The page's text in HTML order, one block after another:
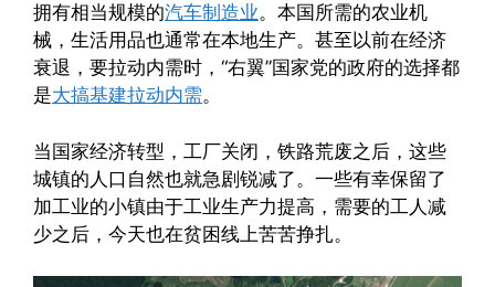
拥有相当规模的汽车制造业。本国所需的农业机
械，生活用品也通常在本地生产。甚至以前在经济
衰退，要拉动内需时，“右翼”国家党的政府的选择都
是大搞基建拉动内需。
当国家经济转型，工厂关闭，铁路荒废之后，这些
城镇的人口自然也就急剧锐减了。一些有幸保留了
加工业的小镇由于工业生产力提高，需要的工人减
少之后，今天也在贫困线上苦苦挣扎。